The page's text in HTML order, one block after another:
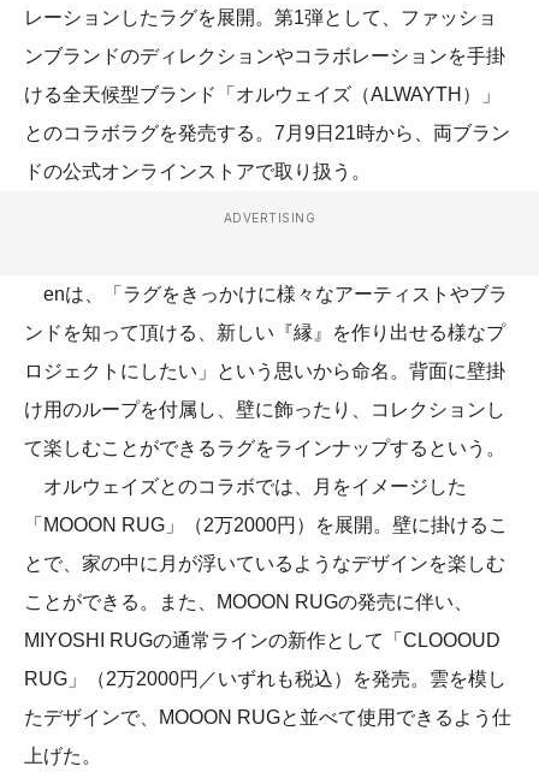
レーションしたラグを展開。第1弾として、ファッショ
ンブランドのディレクションやコラボレーションを手掛
ける全天候型ブランド「オルウェイズ（ALWAYTH）」
とのコラボラグを発売する。7月9日21時から、両ブラン
ドの公式オンラインストアで取り扱う。
ADVERTISING
enは、「ラグをきっかけに様々なアーティストやブラ
ンドを知って頂ける、新しい『縁』を作り出せる様なプ
ロジェクトにしたい」という思いから命名。背面に壁掛
け用のループを付属し、壁に飾ったり、コレクションし
て楽しむことができるラグをラインナップするという。
オルウェイズとのコラボでは、月をイメージした
「MOOON RUG」（2万2000円）を展開。壁に掛けるこ
とで、家の中に月が浮いているようなデザインを楽しむ
ことができる。また、MOOON RUGの発売に伴い、
MIYOSHI RUGの通常ラインの新作として「CLOOOUD
RUG」（2万2000円／いずれも税込）を発売。雲を模し
たデザインで、MOOON RUGと並べて使用できるよう仕
上げた。